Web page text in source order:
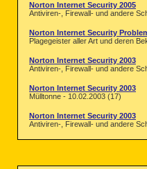
Norton Internet Security 2005
Antiviren-, Firewall- und andere
Norton Internet Security
Plagegeister aller Art und deren
Norton Internet Security 2003
Antiviren-, Firewall- und andere
Norton Internet Security 2003
Mülltonne - 10.02.2003 (17)
Norton Internet Security 2003
Antiviren-, Firewall- und andere